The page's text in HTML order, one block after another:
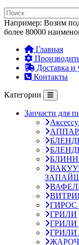
Например: Возим
более 80000
Главная
Доставка и
Контакты
Категории
Запчасти для
ГИРОС
ГРИЛИ